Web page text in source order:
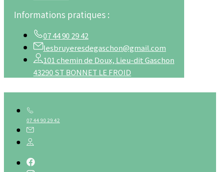
Informations pratiques :
07 44 90 29 42
lesbruyeresdegaschon@gmail.com
101 chemin de Doux, Lieu-dit Gaschon
43290 ST BONNET LE FROID
07 44 90 29 42